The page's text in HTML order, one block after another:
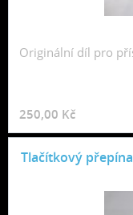
Originální díl pro
250,00 Kč
Tlačítkový